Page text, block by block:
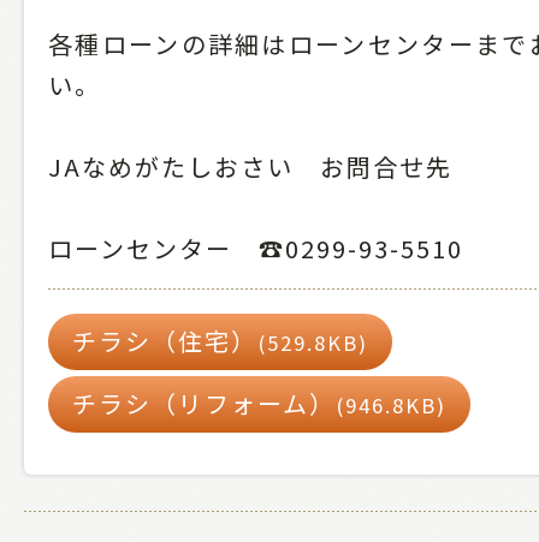
各種ローンの詳細はローンセンターま
い。
JAなめがたしおさい お問合せ先
ローンセンター ☎0299-93-5510
チラシ（住宅）(529.8KB)
チラシ（リフォーム）(946.8KB)